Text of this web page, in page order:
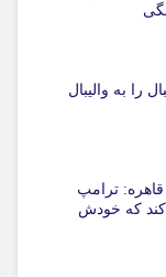
را به والیبال
ترامپ
که خودش